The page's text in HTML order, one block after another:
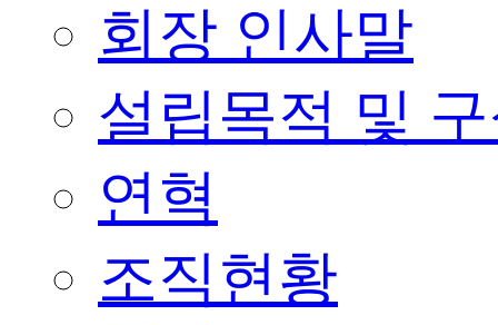
회장 인사말
설립목적 및
연혁
조직현황